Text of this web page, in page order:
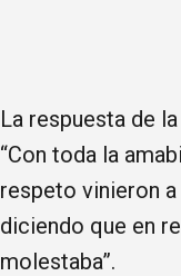
La respuesta de
“Con toda la
respeto vinieron
diciendo que en
molestaba”.